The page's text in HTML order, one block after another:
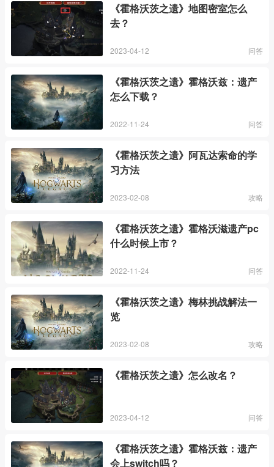
《霍格沃茨之遗》地图密室怎么
去？
2023-04-12 问答
《霍格沃茨之遗》霍格沃兹：遗产
怎么下载？
2022-11-24 问答
《霍格沃茨之遗》阿瓦达索命的学
习方法
2023-02-08 攻略
《霍格沃茨之遗》霍格沃滋遗产pc
什么时候上市？
2022-11-24 问答
《霍格沃茨之遗》梅林挑战解法一
览
2023-02-08 攻略
《霍格沃茨之遗》怎么改名？
2023-04-12 问答
《霍格沃茨之遗》霍格沃兹：遗产
会上switch吗？